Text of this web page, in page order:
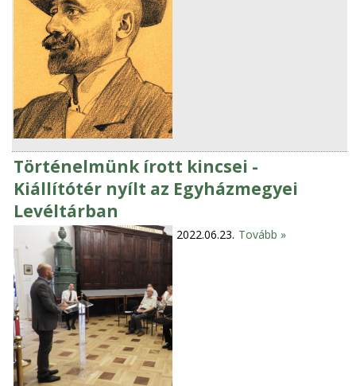
Történelmünk írott kincsei -
Kiállítótér nyílt az Egyházmegyei
Levéltárban
2022.06.23. Tovább »